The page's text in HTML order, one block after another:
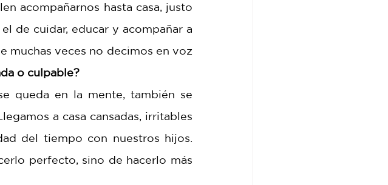
acompañarnos hasta casa, justo
de cuidar, educar y acompañar a
muchas veces no decimos en voz
o culpable?
queda en la mente, también se
a casa cansadas, irritables
del tiempo con nuestros hijos.
perfecto, sino de hacerlo más